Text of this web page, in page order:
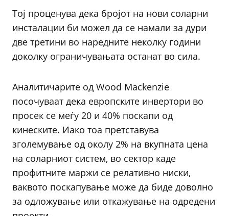
Тој проценува дека бројот на нови соларни
инсталации би можел да се намали за дури
две третини во наредните неколку години
доколку ограничувањата останат во сила.
Аналитичарите од Wood Mackenzie
посочуваат дека европските инвертори во
просек се меѓу 20 и 40% поскапи од
кинеските. Иако тоа претставува
зголемување од околу 2% на вкупната цена
на соларниот систем, во сектор каде
профитните маржи се релативно ниски,
ваквото поскапување може да биде доволно
за одложување или откажување на одредени